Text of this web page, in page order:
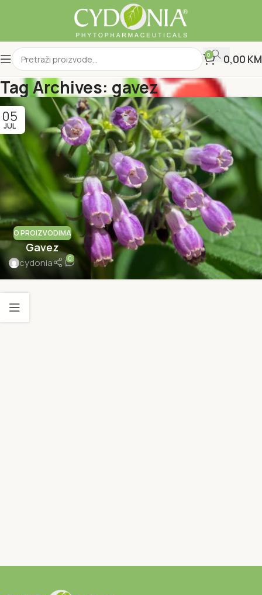
0 0,00 KM
Tag Archives: gavez
05
JUL
O PROIZVODIMA
Gavez
cydonia 0